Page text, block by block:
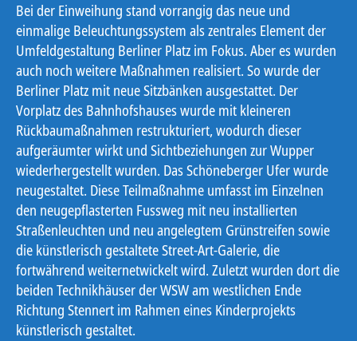
Bei der Einweihung stand vorrangig das neue und
einmalige Beleuchtungssystem als zentrales Element der
Umfeldgestaltung Berliner Platz im Fokus. Aber es wurden
auch noch weitere Maßnahmen realisiert. So wurde der
Berliner Platz mit neue Sitzbänken ausgestattet. Der
Vorplatz des Bahnhofshauses wurde mit kleineren
Rückbaumaßnahmen restrukturiert, wodurch dieser
aufgeräumter wirkt und Sichtbeziehungen zur Wupper
wiederhergestellt wurden. Das Schöneberger Ufer wurde
neugestaltet. Diese Teilmaßnahme umfasst im Einzelnen
den neugepflasterten Fussweg mit neu installierten
Straßenleuchten und neu angelegtem Grünstreifen sowie
die künstlerisch gestaltete Street-Art-Galerie, die
fortwährend weiternetwickelt wird. Zuletzt wurden dort die
beiden Technikhäuser der WSW am westlichen Ende
Richtung Stennert im Rahmen eines Kinderprojekts
künstlerisch gestaltet.